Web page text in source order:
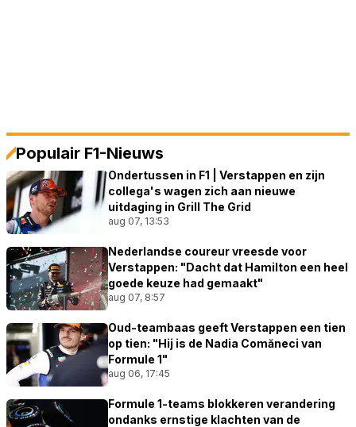
Populair F1-Nieuws
Ondertussen in F1 | Verstappen en zijn
collega's wagen zich aan nieuwe
uitdaging in Grill The Grid
aug 07, 13:53
Nederlandse coureur vreesde voor
Verstappen: "Dacht dat Hamilton een heel
goede keuze had gemaakt"
aug 07, 8:57
Oud-teambaas geeft Verstappen een tien
op tien: "Hij is de Nadia Comăneci van
Formule 1"
aug 06, 17:45
Formule 1-teams blokkeren verandering
ondanks ernstige klachten van de